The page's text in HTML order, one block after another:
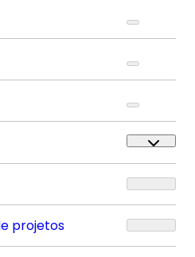
projetos